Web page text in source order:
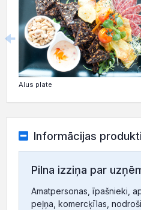
Alus plate
Informācijas produkti
Pilna izziņa par
Amatpersonas, īpašnieki,
peļņa, komercķīlas,